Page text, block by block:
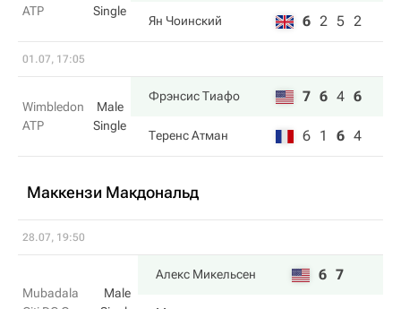
ATP
Single
Ян Чоинский 6 2 5 2
01.07, 17:05
Wimbledon
ATP
Male
Single
Фрэнсис Тиафо 7 6 4 6
Теренс Атман 6 1 6 4
Маккензи Макдональд
28.07, 19:50
Mubadala
Male
Алекс Микельсен 6 7